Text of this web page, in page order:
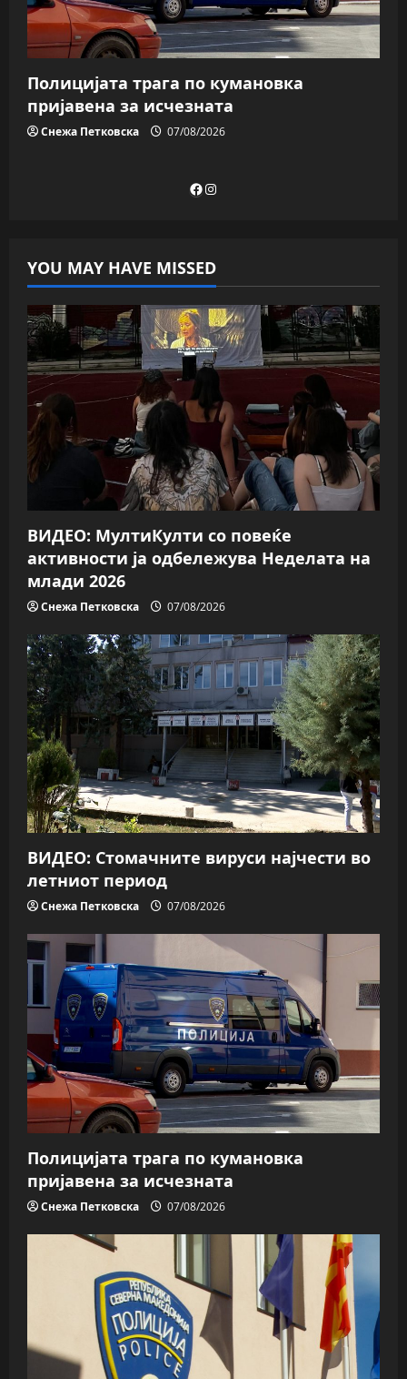
Полицијата трага пo кумановка
пријавена за исчезната
Снежа Петковска 07/08/2026
Facebook
Instagram
YOU MAY HAVE MISSED
ВИДЕО: МултиКулти со повеќе
активности ја одбележува Неделата на
млади 2026
Снежа Петковска 07/08/2026
ВИДЕО: Стомачните вируси најчести во
летниот период
Снежа Петковска 07/08/2026
Полицијата трага пo кумановка
пријавена за исчезната
Снежа Петковска 07/08/2026